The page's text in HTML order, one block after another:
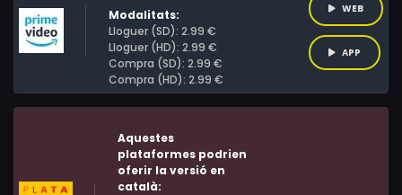
Modalitats:
Lloguer (SD): 2.99 €
Lloguer (HD): 2.99 €
Compra (SD): 2.99 €
Compra (HD): 2.99 €
WEB
APP
Aquestes
plataformes podrien
oferir la versió en
català: